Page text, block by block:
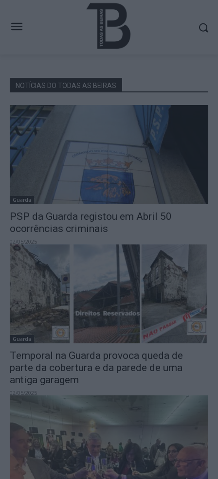
NOTÍCIAS DO TODAS AS BEIRAS
Guarda
PSP da Guarda registou em Abril 50
ocorrências criminais
02/05/2025
Guarda
Temporal na Guarda provoca queda de
parte da cobertura e da parede de uma
antiga garagem
02/05/2025